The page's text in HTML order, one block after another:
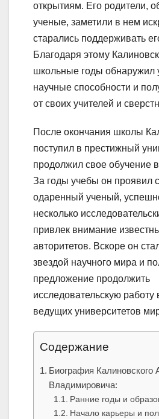
открытиям. Его родители,
ученые, заметили в нем
старались поддерживать
Благодаря этому
школьные годы обнаружил
научные способности и
от своих учителей и
После окончания школы
поступил в престижный
продолжил свое обучение
За годы учебы он проявил
одаренный ученый,
несколько
привлек внимание
авторитетов. Вскоре он
звездой научного мира и
предложение продолжить
исследовательскую работу
ведущих университетов
Содержание
Биография Калиновского
Владимировича:
Ранние годы и
Начало карьеры и